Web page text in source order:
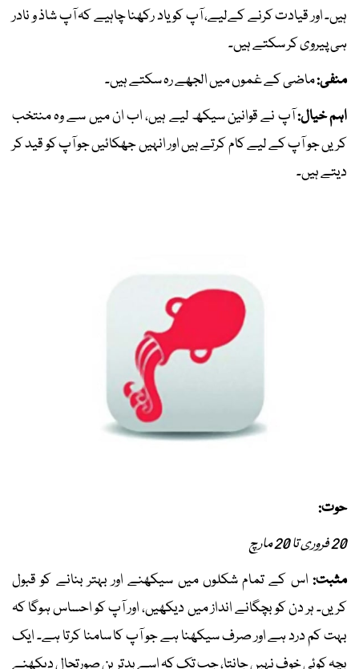
ہیں۔ اور قیادت کرنے کےلیے، آپ کو یاد رکھنا چاہیے کہ آپ شاذ و نادر
ہی پیروی کر سکتے ہیں۔
منفی:ماضی کے غموں میں الجھے رہ سکتے ہیں۔
اہم خیال:آپ نے قوانین سیکھ لیے ہیں، اب ان میں سے وہ منتخب
کریں جو آپ کے لیے کام کرتے ہیں اور انہیں جھکائیں جو آپ کو قید کر
دیتے ہیں۔
حوت:
20 فروری تا 20 مارچ
مثبت: اس کے تمام شکلوں میں سیکھنے اور بہتر بنانے کو قبول
کریں۔ ہر دن کو بچگانے انداز میں دیکھیں، اور آپ کو احساس ہوگا کہ
بہت کم درد ہے اور صرف سیکھنا ہے جو آپ کا سامنا کرتا ہے۔ ایک